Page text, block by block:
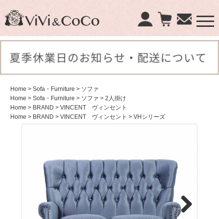
Home > Sofa・Furniture > ソファ
Home > Sofa・Furniture > ソファ > 2人掛け
Home > BRAND > VINCENT ヴィンセント
Home > BRAND > VINCENT ヴィンセント > VHシリーズ
×
商品検索：